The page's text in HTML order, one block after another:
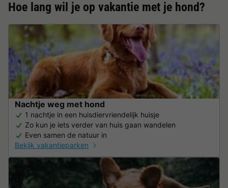
Hoe lang wil je op vakantie met je hond?
Nachtje weg met hond
1 nachtje in een huisdiervriendelijk huisje
Zo kun je iets verder van huis gaan wandelen
Even samen de natuur in
Bekijk vakantieparken